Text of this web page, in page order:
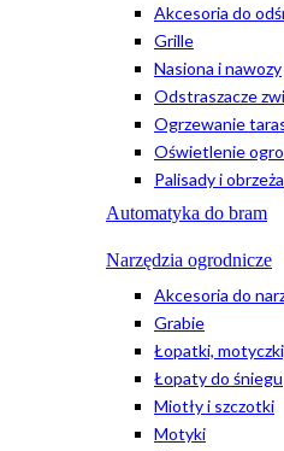
Akcesoria do
Grille
Nasiona i nawozy
Odstraszacze
Ogrzewanie
Oświetlenie
Palisady i obrzeża
Automatyka do bram
Narzędzia ogrodnicze
Akcesoria do
Grabie
Łopatki,
Łopaty do śniegu
Miotły i szczotki
Motyki